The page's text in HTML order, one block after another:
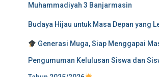
Muhammadiyah 3 Banjarmasin
Budaya Hijau untuk Masa Depan yang
Generasi Muga, Siap Menggapai
Pengumuman Kelulusan Siswa dan